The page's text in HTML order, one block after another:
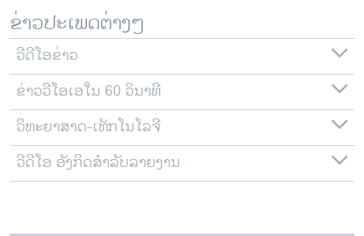
ລາຍການກະຈາຍສຽງ
ລາຍງານ
ຕິດຕາມພວກເຮົາ ທີ່
ພາສາຕ່າງໆ
ຂ່າວປະເພດຕ່າງໆ
ວີດີໂອຂ່າວ
ຂ່າວວີໂອເອໃນ 60 ວິນາທີ
ວິທະຍາສາດ-ເທັກໂນໂລຈີ
ວີດີໂອ ອັງກິດສຳລັບລາຍງານ